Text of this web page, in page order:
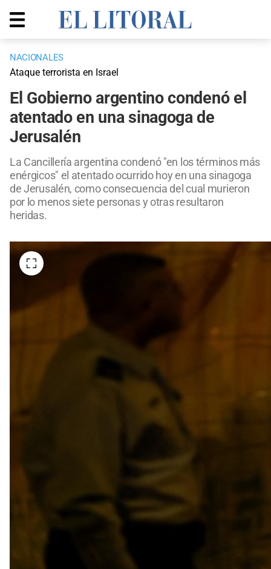
NACIONALES
Ataque terrorista en Israel
El Gobierno argentino condenó el
atentado en una sinagoga de
Jerusalén
La Cancillería argentina condenó "en los términos más
enérgicos" el atentado ocurrido hoy en una sinagoga
de Jerusalén, como consecuencia del cual murieron
por lo menos siete personas y otras resultaron
heridas.